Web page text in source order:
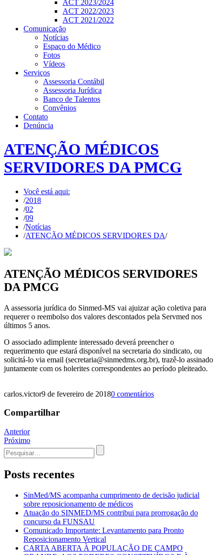
ACT 2023/2024
ACT 2022/2023
ACT 2021/2022
Comunicação
Notícias
Espaço do Médico
Fotos
Vídeos
Serviços
Assessoria Contábil
Assessoria Jurídica
Banco de Talentos
Convênios
Contato
Denúncia
ATENÇÃO MÉDICOS
SERVIDORES DA PMCG
Você está aqui:
/2018
/02
/09
/Notícias
/ATENÇÃO MÉDICOS SERVIDORES DA/
ATENÇÃO MÉDICOS SERVIDORES
DA PMCG
A assessoria jurídica do Sinmed-MS vai ajuizar ação coletiva para
requerer o reembolso dos valores descontados pela Servmed nos
últimos 5 anos.
O associado adimplente interessado deverá preencher o
requerimento que estará disponível na secretaria do sindicato, ou
solicitá-lo via email (secretaria@sinmedms.org.br), trazê-lo assinado
juntamente com os holerites correspondentes ao período pleiteado.
carlos.victor9 de fevereiro de 20180 comentários
Compartilhar
Navegação
de
Post
Anterior
Próximo
Procurar
por:
Posts recentes
SinMed/MS acompanha cumprimento de decisão judicial
sobre reposicionamento de médicos
Atuação do SINMED/MS contribui para prorrogação do
concurso da FUNSAU
Comunicado Importante: Levantamento para Pronto
Reposicionamento Vertical
CARTA ABERTA À POPULAÇÃO DE CAMPO